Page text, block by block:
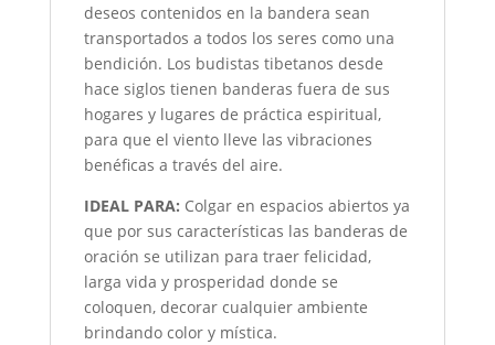
deseos contenidos en la bandera sean
transportados a todos los seres como una
bendición. Los budistas tibetanos desde
hace siglos tienen banderas fuera de sus
hogares y lugares de práctica espiritual,
para que el viento lleve las vibraciones
benéficas a través del aire.
IDEAL PARA: Colgar en espacios abiertos ya
que por sus características las banderas de
oración se utilizan para traer felicidad,
larga vida y prosperidad donde se
coloquen, decorar cualquier ambiente
brindando color y mística.